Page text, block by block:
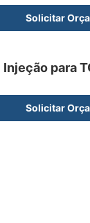
Solicitar
para
Solicitar